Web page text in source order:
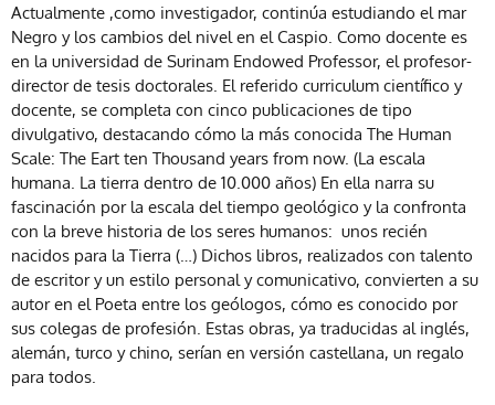
Actualmente ,como investigador, continúa estudiando el mar
Negro y los cambios del nivel en el Caspio. Como docente es
en la universidad de Surinam Endowed Professor, el profesor-
director de tesis doctorales. El referido curriculum científico y
docente, se completa con cinco publicaciones de tipo
divulgativo, destacando cómo la más conocida The Human
Scale: The Eart ten Thousand years from now. (La escala
humana. La tierra dentro de 10.000 años) En ella narra su
fascinación por la escala del tiempo geológico y la confronta
con la breve historia de los seres humanos: unos recién
nacidos para la Tierra (…) Dichos libros, realizados con talento
de escritor y un estilo personal y comunicativo, convierten a su
autor en el Poeta entre los geólogos, cómo es conocido por
sus colegas de profesión. Estas obras, ya traducidas al inglés,
alemán, turco y chino, serían en versión castellana, un regalo
para todos.